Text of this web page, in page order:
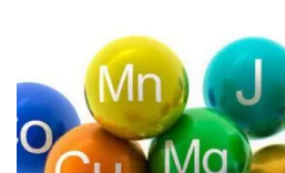
Ventek
Hướng
dẫn